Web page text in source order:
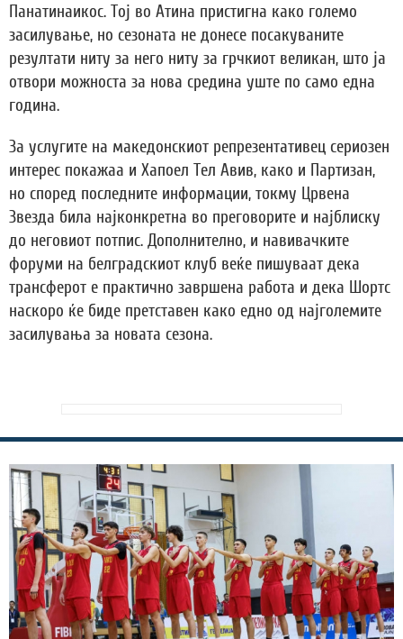
Панатинаикос. Тој во Атина пристигна како големо
засилување, но сезоната не донесе посакуваните
резултати ниту за него ниту за грчкиот великан, што ја
отвори можноста за нова средина уште по само една
година.
За услугите на македонскиот репрезентативец сериозен
интерес покажаа и Хапоел Тел Авив, како и Партизан,
но според последните информации, токму Црвена
Звезда била најконкретна во преговорите и најблиску
до неговиот потпис. Дополнително, и навивачките
форуми на белградскиот клуб веќе пишуваат дека
трансферот е практично завршена работа и дека Шортс
наскоро ќе биде претставен како едно од најголемите
засилувања за новата сезона.